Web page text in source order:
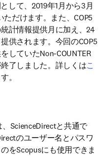
して、2019年1月から3月
ただけます。また、COP5
計情報提供月に加え、24
供されます。今回のCOP5
していたNon-COUNTER
了しました。詳しくはこ
。
ScienceDirectと共通で
のユーザー名とパスワ
をScopusにも使用できま